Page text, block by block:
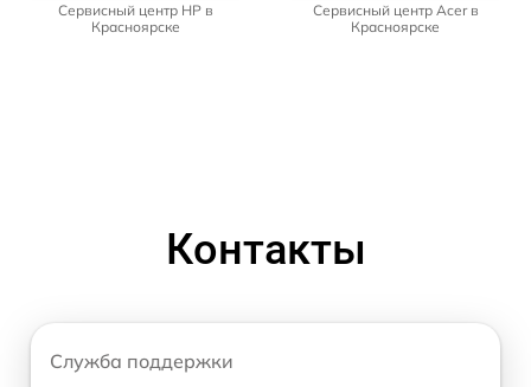
Сервисный центр HP в
Красноярске
Сервисный центр Acer в
Красноярске
Контакты
Служба поддержки